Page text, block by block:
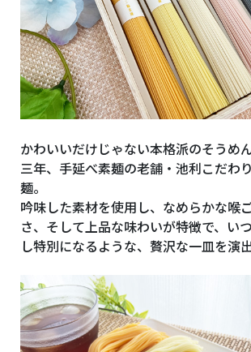
かわいいだけじゃない本格派のそうめ
三年、手延べ素麺の老舗・池利こだわ
麺。
吟味した素材を使用し、なめらかな喉
さ、そして上品な味わいが特徴で、い
し特別になるような、贅沢な一皿を演